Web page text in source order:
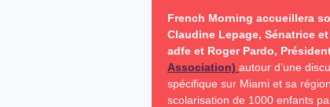
French Morning accueillera
Claudine Lepage, Sénatrice
adfe et Roger Pardo,
Association) autour d’une
spécifique sur Miami et sa
scolarisation de 1000 enfants